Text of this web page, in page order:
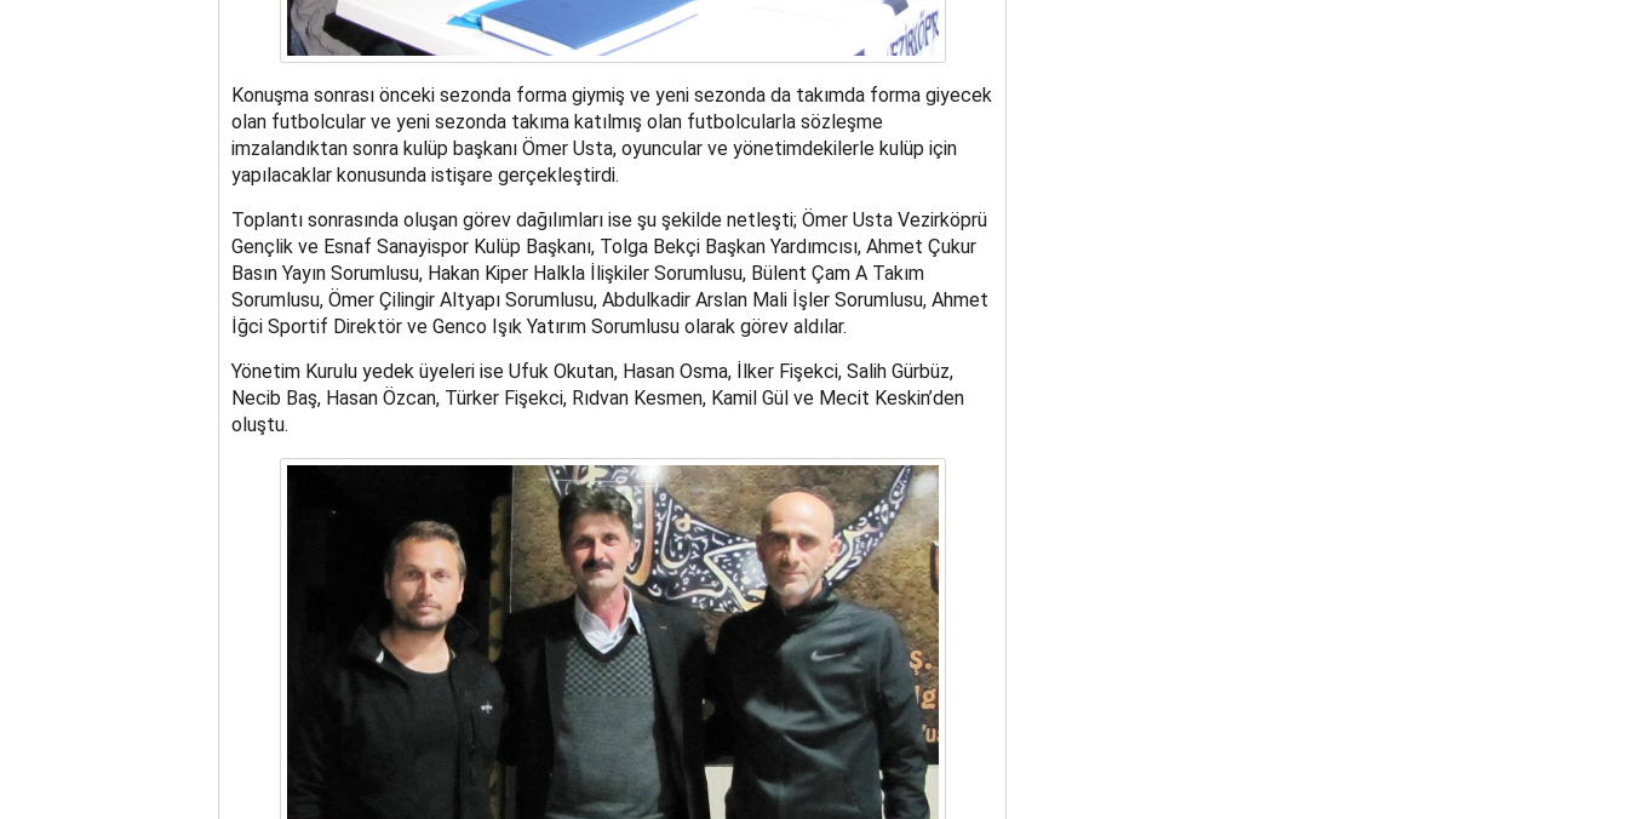
Konuşma sonrası önceki sezonda forma giymiş ve yeni sezonda da takımda forma giyecek
olan futbolcular ve yeni sezonda takıma katılmış olan futbolcularla sözleşme
imzalandıktan sonra kulüp başkanı Ömer Usta, oyuncular ve yönetimdekilerle kulüp için
yapılacaklar konusunda istişare gerçekleştirdi.
Toplantı sonrasında oluşan görev dağılımları ise şu şekilde netleşti; Ömer Usta Vezirköprü
Gençlik ve Esnaf Sanayispor Kulüp Başkanı, Tolga Bekçi Başkan Yardımcısı, Ahmet Çukur
Basın Yayın Sorumlusu, Hakan Kiper Halkla İlişkiler Sorumlusu, Bülent Çam A Takım
Sorumlusu, Ömer Çilingir Altyapı Sorumlusu, Abdulkadir Arslan Mali İşler Sorumlusu, Ahmet
İğci Sportif Direktör ve Genco Işık Yatırım Sorumlusu olarak görev aldılar.
Yönetim Kurulu yedek üyeleri ise Ufuk Okutan, Hasan Osma, İlker Fişekci, Salih Gürbüz,
Necib Baş, Hasan Özcan, Türker Fişekci, Rıdvan Kesmen, Kamil Gül ve Mecit Keskin’den
oluştu.